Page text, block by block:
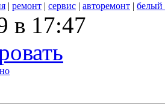
| ремонт | сервис | авторемонт | белый
в 17:47